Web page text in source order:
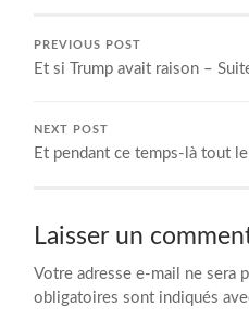
PREVIOUS POST
Et si Trump avait raison –
NEXT POST
Et pendant ce temps-là tout
Laisser un
Votre adresse e-mail ne sera
obligatoires sont indiqués